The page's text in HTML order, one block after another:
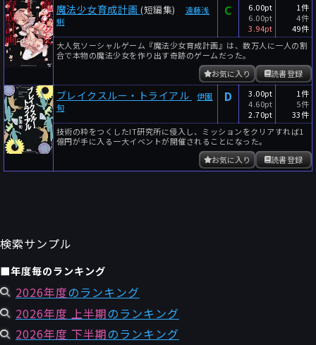
魔法少女育成計画 (短編集)
遠藤浅
蜊
C
6.00pt
6.00pt
3.94pt
1件
4件
49件
大人気ソーシャルゲーム『魔法少女育成計画』は、数万人に一人の割
合で本物の魔法少女を作り出す奇跡のゲームだった。
読書登録
お気に入り
ブレイクスルー・トライアル
伊園
旬
D
3.00pt
4.60pt
2.70pt
1件
5件
33件
技術の粋をつくしたIT研究所に侵入し、ミッションをクリアすれば1
億円が手に入る一大イベントが開催されることになった。
読書登録
お気に入り
検索サンプル
■年度毎のランキング
2026年度のランキング
2026年度 上半期のランキング
2026年度 下半期のランキング